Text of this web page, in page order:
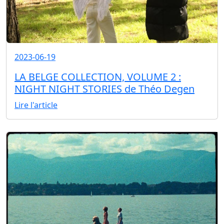
2023-06-19
LA BELGE COLLECTION, VOLUME 2 :
NIGHT NIGHT STORIES de Théo Degen
Lire l'article